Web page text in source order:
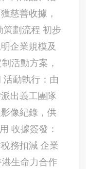
慈善收據，
劃流程 初步
企業規模及
活動方案，
動執行：由
出義工團隊
像紀錄，供
收據簽發：
務扣減 企業
生命力合作